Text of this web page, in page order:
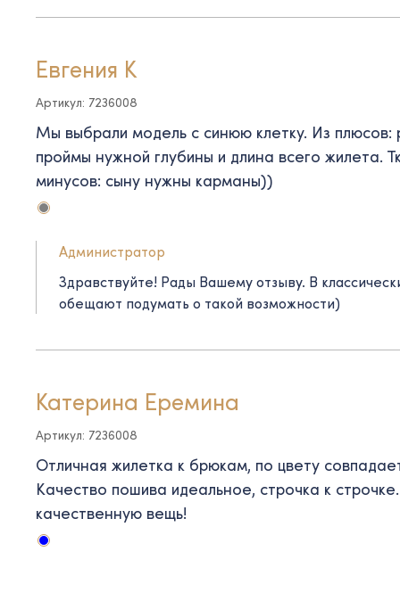
Евгения К
Артикул: 7236008
Мы выбрали модель с синюю клетку. Из плюсов:
проймы нужной глубины и длина всего жилета.
минусов: сыну нужны карманы))
Администратор
Здравствуйте! Рады Вашему отзыву. В
обещают подумать о такой возможности)
Катерина Еремина
Артикул: 7236008
Отличная жилетка к брюкам, по цвету
Качество пошива идеальное, строчка к
качественную вещь!